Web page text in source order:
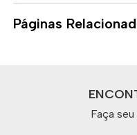
Páginas
Faça